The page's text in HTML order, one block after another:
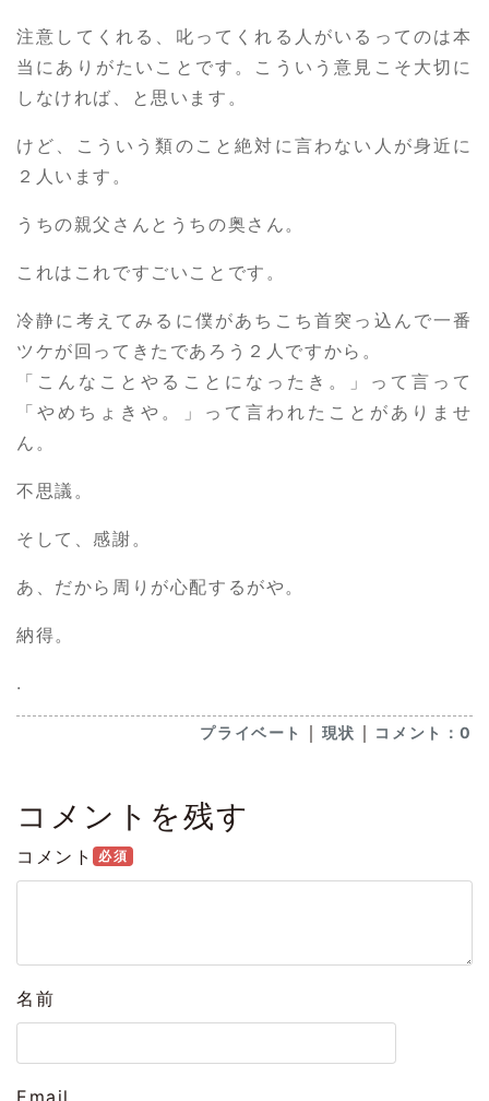
注意してくれる、叱ってくれる人がいるってのは本
当にありがたいことです。こういう意見こそ大切に
しなければ、と思います。
けど、こういう類のこと絶対に言わない人が身近に
２人います。
うちの親父さんとうちの奥さん。
これはこれですごいことです。
冷静に考えてみるに僕があちこち首突っ込んで一番
ツケが回ってきたであろう２人ですから。
「こんなことやることになったき。」って言って
「やめちょきや。」って言われたことがありませ
ん。
不思議。
そして、感謝。
あ、だから周りが心配するがや。
納得。
.
プライベート ｜ 現状 ｜ コメント：0
コメントを残す
コメント 必須
名前
Email